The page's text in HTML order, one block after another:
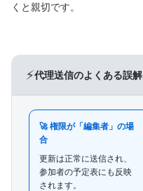
くと親切です。
⚡代理送信のよくある誤解
🚀 権限が「編集者」の場
合
更新は正常に送信され、
参加者の予定表にも反映
されます。